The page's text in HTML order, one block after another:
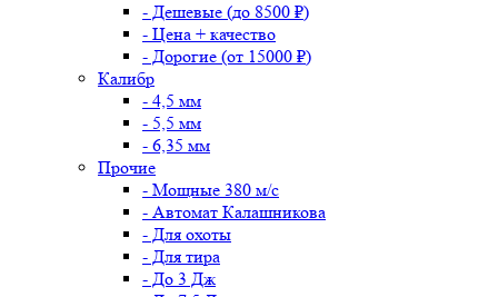
- Дешевые (до 8500 ₽)
- Цена + качество
- Дорогие (от 15000 ₽)
Калибр
- 4,5 мм
- 5,5 мм
- 6,35 мм
Прочие
- Мощные 380 м/с
- Автомат Калашникова
- Для охоты
- Для тира
- До 3 Дж